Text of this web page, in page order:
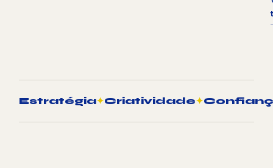
Estratégia✦Criatividade✦